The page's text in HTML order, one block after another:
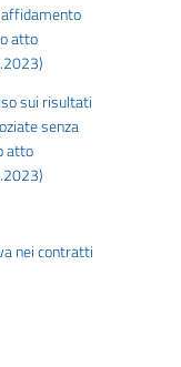
atto
sui risultati
senza
atto
nei contratti